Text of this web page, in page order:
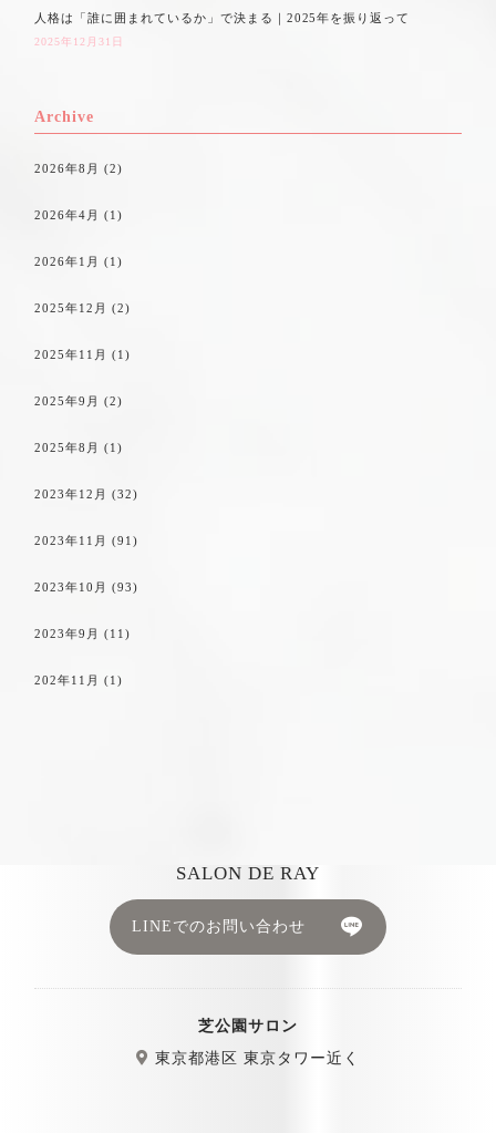
人格は「誰に囲まれているか」で決まる｜2025年を振り返って
2025年12月31日
Archive
2026年8月 (2)
2026年4月 (1)
2026年1月 (1)
2025年12月 (2)
2025年11月 (1)
2025年9月 (2)
2025年8月 (1)
2023年12月 (32)
2023年11月 (91)
2023年10月 (93)
2023年9月 (11)
202年11月 (1)
SALON DE RAY
LINEでのお問い合わせ
芝公園サロン
東京都港区 東京タワー近く